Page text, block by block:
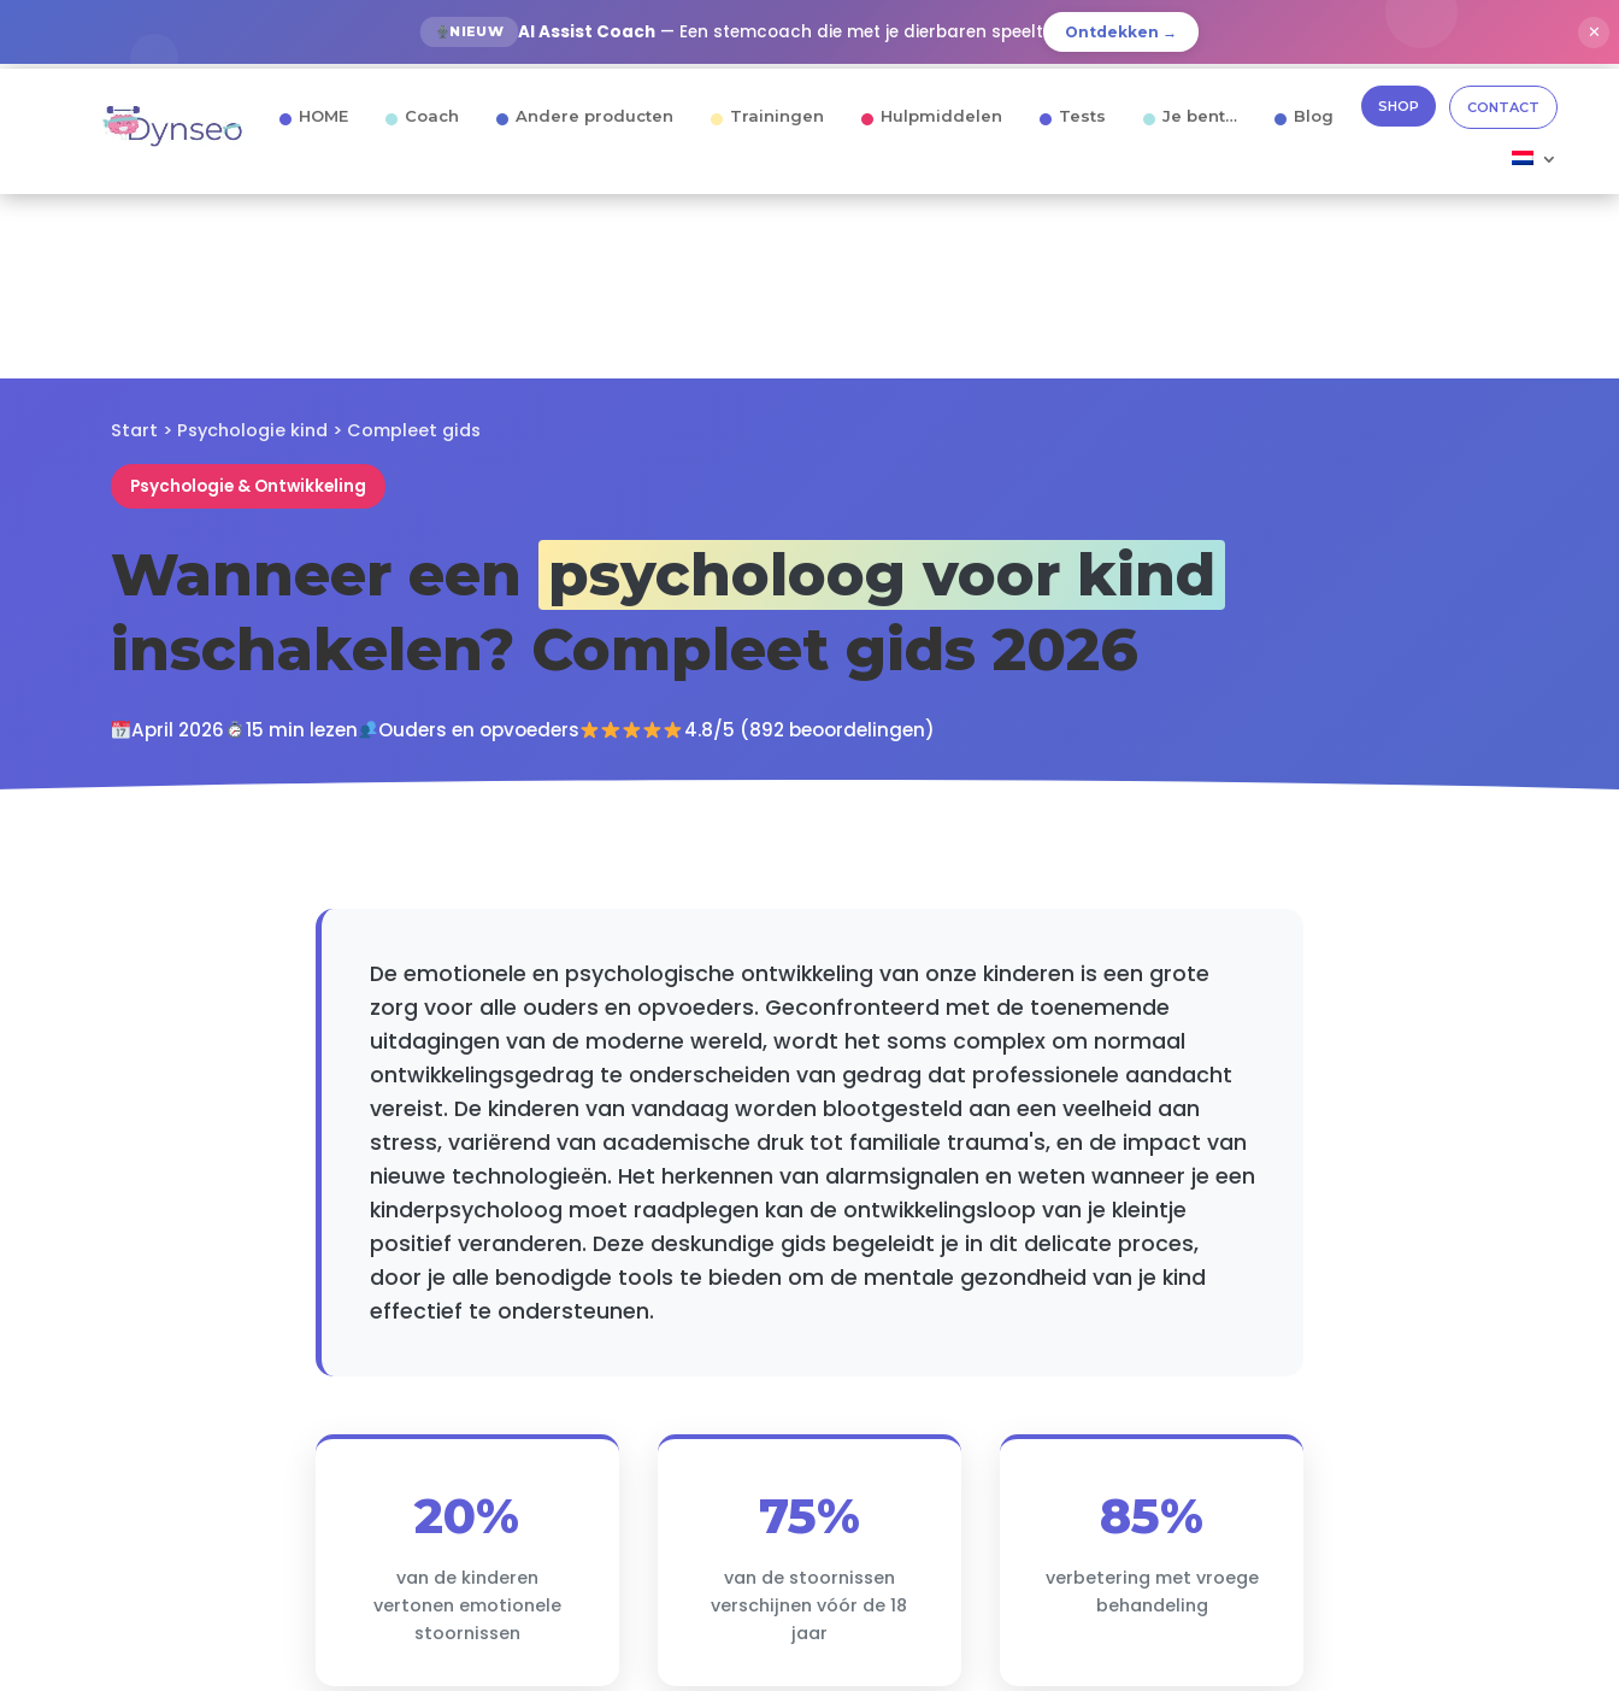
NIEUW AI Assist Coach — Een stemcoach die met je dierbaren speelt Ontdekken → ✕
HOME Coach Andere producten Trainingen Hulpmiddelen Tests Je bent… Blog SHOP CONTACT
Start > Psychologie kind > Compleet gids
Psychologie & Ontwikkeling
Wanneer een psycholoog voor kind
inschakelen? Compleet gids 2026
April 2026 15 min lezen Ouders en opvoeders 4.8/5 (892 beoordelingen)
De emotionele en psychologische ontwikkeling van onze kinderen is een grote
zorg voor alle ouders en opvoeders. Geconfronteerd met de toenemende
uitdagingen van de moderne wereld, wordt het soms complex om normaal
ontwikkelingsgedrag te onderscheiden van gedrag dat professionele aandacht
vereist. De kinderen van vandaag worden blootgesteld aan een veelheid aan
stress, variërend van academische druk tot familiale trauma's, en de impact van
nieuwe technologieën. Het herkennen van alarmsignalen en weten wanneer je een
kinderpsycholoog moet raadplegen kan de ontwikkelingsloop van je kleintje
positief veranderen. Deze deskundige gids begeleidt je in dit delicate proces,
door je alle benodigde tools te bieden om de mentale gezondheid van je kind
effectief te ondersteunen.
20%
van de kinderen
vertonen emotionele
stoornissen
75%
van de stoornissen
verschijnen vóór de 18
jaar
85%
verbetering met vroege
behandeling